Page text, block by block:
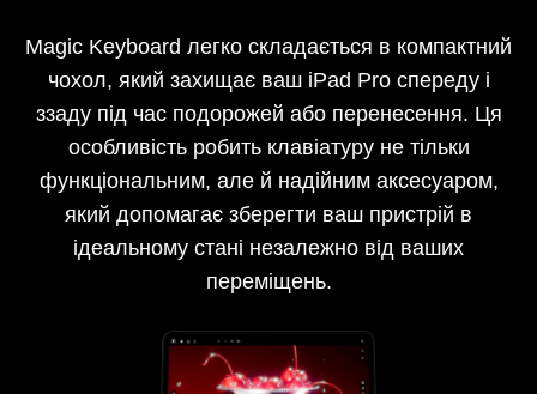
Magic Keyboard легко складається в компактний
чохол, який захищає ваш iPad Pro спереду і
ззаду під час подорожей або перенесення. Ця
особливість робить клавіатуру не тільки
функціональним, але й надійним аксесуаром,
який допомагає зберегти ваш пристрій в
ідеальному стані незалежно від ваших
переміщень.